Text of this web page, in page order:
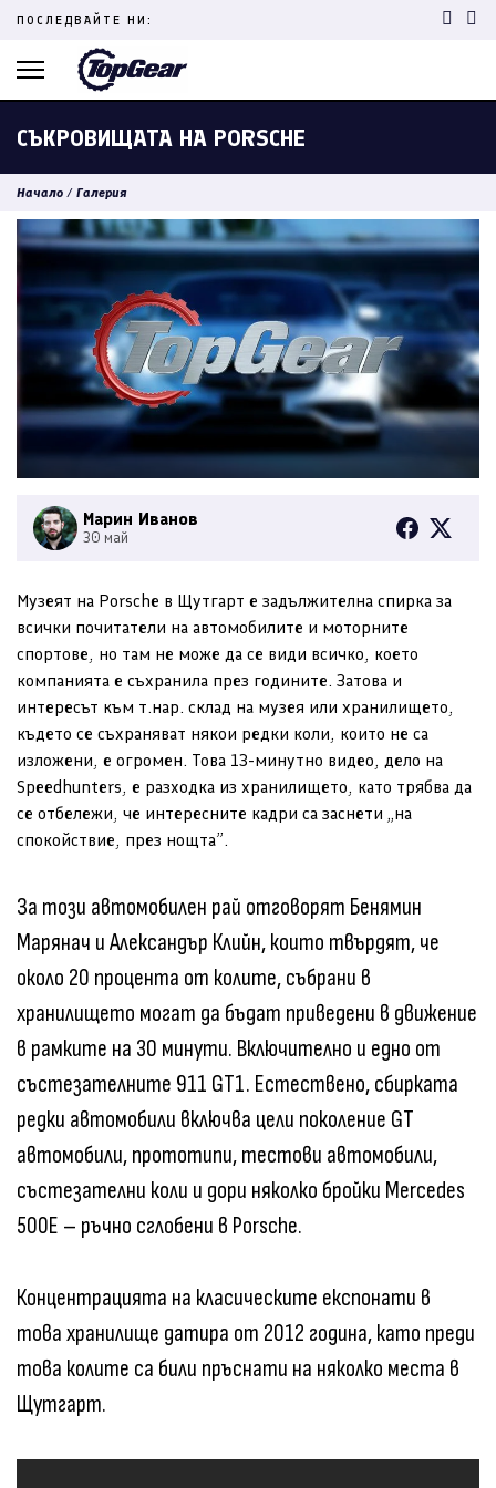
Skip
content
ПОСЛЕДВАЙТЕ НИ:
СЪКРОВИЩАТА НА PORSCHE
Начало / Галерия
Марин Иванов
30 май
Музеят на Porsche в Щутгарт е задължителна спирка за
всички почитатели на автомобилите и моторните
спортове, но там не може да се види всичко, което
компанията е съхранила през годините. Затова и
интересът към т.нар. склад на музея или хранилището,
където се съхраняват някои редки коли, които не са
изложени, е огромен. Това 13-минутно видео, дело на
Speedhunters, е разходка из хранилището, като трябва да
се отбележи, че интересните кадри са заснети „на
спокойствие, през нощта”.
За този автомобилен рай отговорят Бенямин
Марянач и Александър Клийн, които твърдят, че
около 20 процента от колите, събрани в
хранилището могат да бъдат приведени в движение
в рамките на 30 минути. Включително и едно от
състезателните 911 GT1. Естествено, сбирката
редки автомобили включва цели поколение GT
автомобили, прототипи, тестови автомобили,
състезателни коли и дори няколко бройки Mercedes
500E – ръчно сглобени в Porsche.
Концентрацията на класическите експонати в
това хранилище датира от 2012 година, като преди
това колите са били пръснати на няколко места в
Щутгарт.